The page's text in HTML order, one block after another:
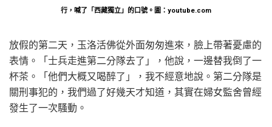
行，喊了「西藏獨立」的口號。圖：youtube.com
放假的第二天，玉洛活佛從外面匆匆進來，臉上帶著憂慮的
表情。「士兵走進第二分隊去了」，他說，一邊替我倒了一
杯茶。「他們大概又喝醉了」，我不經意地說。第二分隊是
關刑事犯的，我們過了好幾天才知道，其實在婦女監舍曾經
發生了一次騷動。